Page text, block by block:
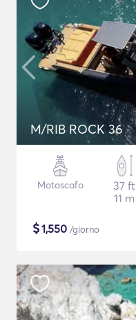
M/RIB ROCK 36
Motoscafo
37 ft
11 m
$1,550 /giorno